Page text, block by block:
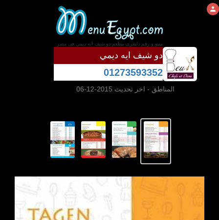
منيو و رقم دليفرى مطعم دو شيف ايه ديمي فى مصر
دو شيف ايه ديمي
01273593352
المناطق - اخر تحديث 2015-12-06